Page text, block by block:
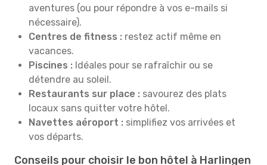
aventures (ou pour répondre à vos e-mails si
nécessaire).
Centres de fitness : restez actif même en
vacances.
Piscines : Idéales pour se rafraîchir ou se
détendre au soleil.
Restaurants sur place : savourez des plats
locaux sans quitter votre hôtel.
Navettes aéroport : simplifiez vos arrivées et
vos départs.
Conseils pour choisir le bon hôtel à Harlingen